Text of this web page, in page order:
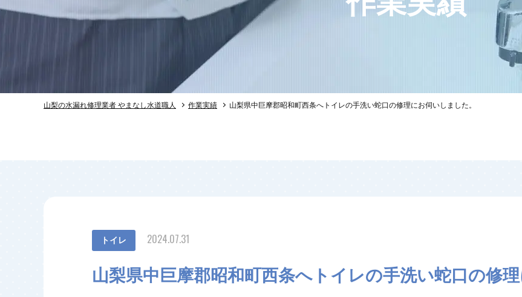
山梨の水漏れ修理業者 やまなし水道職人 作業実績 山梨県中巨摩郡昭和町西条へトイレの手洗い蛇口の修理にお伺いしました。
トイレ 2024.07.31
山梨県中巨摩郡昭和町西条へトイレの手洗い蛇口の修理